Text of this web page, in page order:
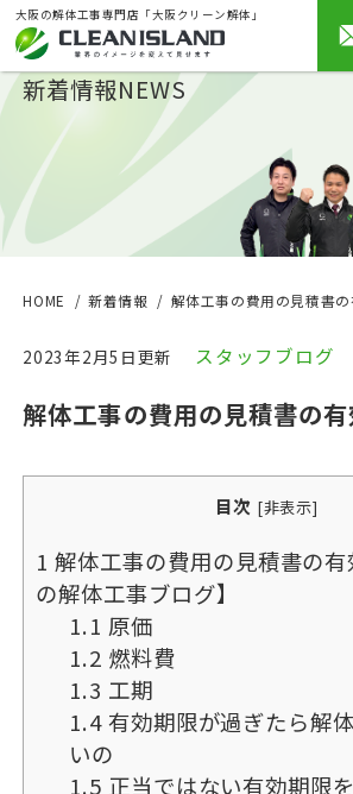
大阪の解体工事専門店「大阪クリーン解体」
新着情報NEWS
HOME 新着情報 解体工事の費用の見積書の
2023年2月5日更新 スタッフブログ
解体工事の費用の見積書の
目次 [非表示]
1 解体工事の費用の見積書の
の解体工事ブログ】
1.1 原価
1.2 燃料費
1.3 工期
1.4有効期限が過ぎたら解
いの
1.5 正当ではない有効期限